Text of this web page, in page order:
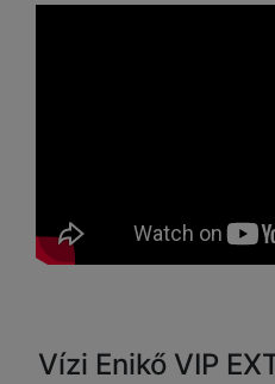
Vízi Enikő VIP